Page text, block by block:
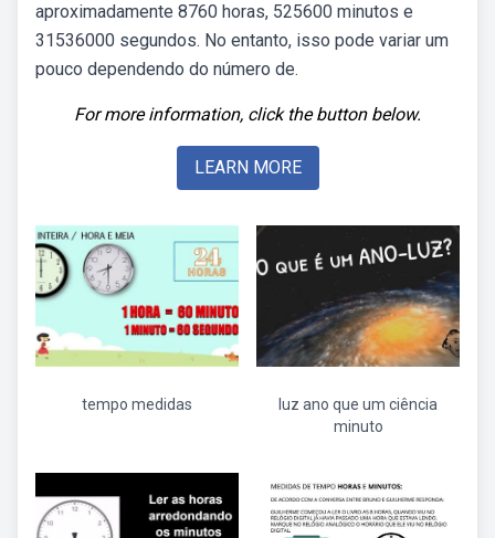
aproximadamente 8760 horas, 525600 minutos e
31536000 segundos. No entanto, isso pode variar um
pouco dependendo do número de.
For more information, click the button below.
LEARN MORE
tempo medidas
luz ano que um ciência
minuto